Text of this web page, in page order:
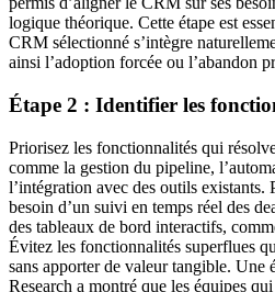
logique théorique. Cette étape est
CRM sélectionné s’intègre
ainsi l’adoption forcée ou l’abandon
Étape 2 : Identifier les
Priorisez les fonctionnalités qui
comme la gestion du pipeline,
l’intégration avec des outils existants.
besoin d’un suivi en temps réel des
des tableaux de bord interactifs,
Évitez les fonctionnalités superflues
sans apporter de valeur tangible. Une
Research a montré que les équipes